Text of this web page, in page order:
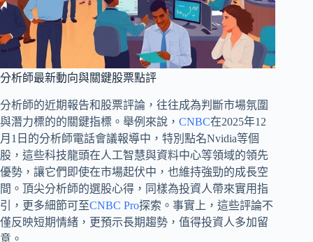
分析師最新動向與關鍵股票點評
分析師的近期報告和股票評論，往往成為判斷市場氛圍
與潛力標的的關鍵指標。舉例來說， CNBC在2025年12
月1日的分析師電話會議報導中，特別點名Nvidia等個
股，這些科技龍頭在人工智慧與資料中心等領域的領先
優勢，讓它們即使在市場起伏中，也維持強勁的成長空
間。頂尖分析師的選股心得，同樣為投資人帶來實用指
引，更多細節可至CNBC Pro探索。事實上，這些評論不
僅反映短期情緒，更預示長期趨勢，值得投資人多加留
意。